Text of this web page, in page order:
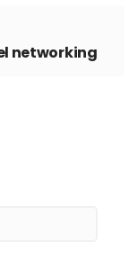
networking